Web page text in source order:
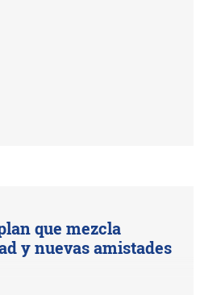
que mezcla
y nuevas amistades